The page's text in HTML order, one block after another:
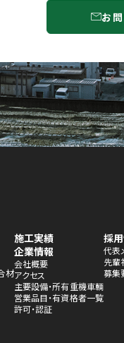
お
材
施工実績
企業情報
会社概要
アクセス
主要設備・所有重機車輌
営業品目・有資格者一覧
許可・認証
採
代表
先輩
募集